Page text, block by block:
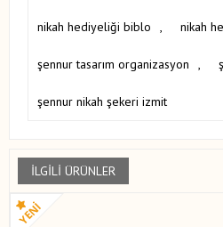
nikah hediyeliği biblo , nikah
şennur tasarım organizasyon ,
şennur nikah şekeri izmit
İLGILI ÜRÜNLER